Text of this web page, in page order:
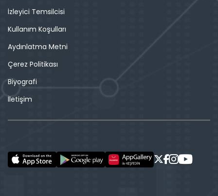
İzleyici Temsilcisi
Kullanım Koşulları
Aydınlatma Metni
Çerez Politikası
Biyografi
İletişim